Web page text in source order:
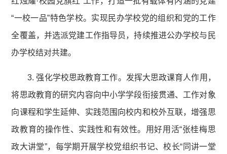
“一校一品”特色学校。实现民办学校党的组织和党的工作
全覆盖，并选派党建工作指导员，持续推进公办学校与民
办学校结对共建。
3. 强化学校思政教育工作。发挥大思政课育人作用，
将思政教育的研究内容向中小学学段衔接贯通、工作对象
向课程和学生延伸、实践范围向校内和校外互联，增强思
政教育的操作性、实践性和有效性。用好用活“张桂梅思
政大讲堂”，每学期开展学校党组织书记、校长“同讲一堂